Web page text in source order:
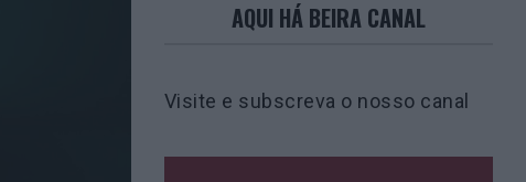
AQUI HÁ BEIRA CANAL
Visite e subscreva o nosso canal